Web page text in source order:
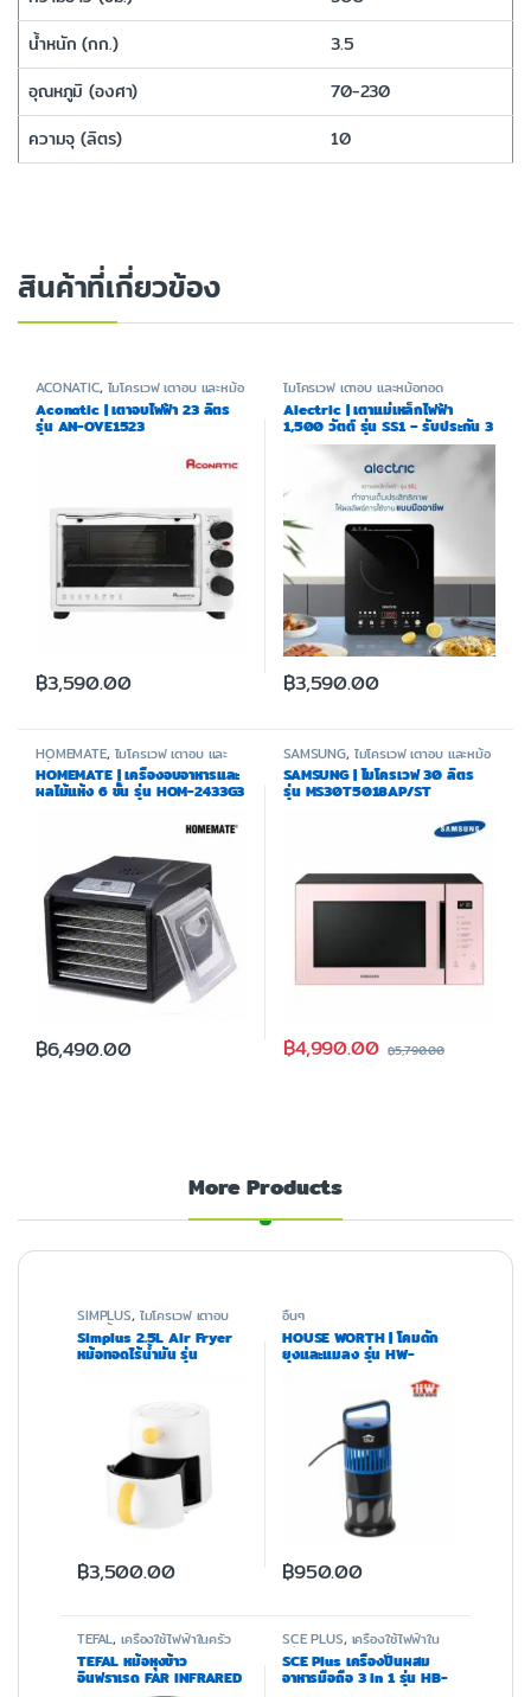
More Products
SIMPLUS, ไมโครเวฟ เตาอบ
และหม้อทอด
Simplus 2.5L Air Fryer
หม้อทอดไร้น้ำมัน รุ่น
฿3,500.00
อื่นๆ
HOUSE WORTH | โคมดัก
ยุงและแมลง รุ่น HW-
฿950.00
TEFAL,เครื่องใช้ไฟฟ้าในครัว
TEFAL หม้อหุงข้าว
อินฟราเรด FAR INFRARED
SCE PLUS, เครื่องใช้ไฟฟ้าใน
ครัว
SCE Plus เครื่องปั่นผสม
อาหารมือถือ 3 in 1 รุ่น HB-
สินค้าที่เกี่ยวข้อง
ACONATIC, ไมโครเวฟ เตาอบ และหม้อ
ทอด
Aconatic | เตาอบไฟฟ้า 23 ลิตร
รุ่น AN-OVE1523
฿3,590.00
ไมโครเวฟ เตาอบ และหม้อทอด
Alectric | เตาแม่เหล็กไฟฟ้า
1,500 วัตต์ รุ่น SS1 – รับประกัน 3
฿3,590.00
HOMEMATE, ไมโครเวฟ เตาอบ และ
หม้อทอด
HOMEMATE | เครื่องอบอาหารและ
ผลไม้แห้ง 6 ชั้น รุ่น HOM-2433G3
฿6,490.00
SAMSUNG, ไมโครเวฟ เตาอบ และหม้อ
ทอด
SAMSUNG | ไมโครเวฟ 30 ลิตร
รุ่น MS30T5018AP/ST
฿4,990.00 ฿5,790.00
น้ำหนัก (กก.)
3.5
อุณหภูมิ (องศา)
70-230
ความจุ (ลิตร)
10